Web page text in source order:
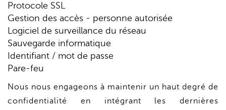
Protocole SSL
Gestion des accès - personne autorisée
Logiciel de surveillance du réseau
Sauvegarde informatique
Identifiant / mot de passe
Pare-feu
Nous nous engageons à maintenir un haut degré de
confidentialité en intégrant les dernières